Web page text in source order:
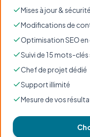
Mises à jour & sécurité
Modifications de
Optimisation SEO
Suivi de 15 mots-
Chef de projet dédié
Support illimité
Mesure de vos